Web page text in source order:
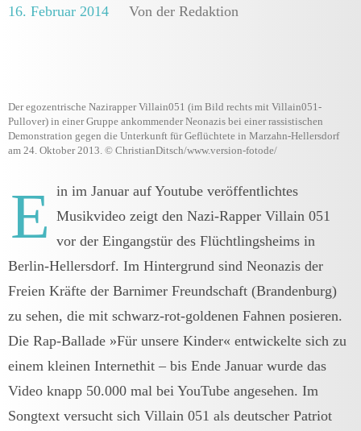
16. Februar 2014 Von der Redaktion
Der egozentrische Nazirapper Villain051 (im Bild rechts mit Villain051-
Pullover) in einer Gruppe ankommender Neonazis bei einer rassistischen
Demonstration gegen die Unterkunft für Geflüchtete in Marzahn-Hellersdorf
am 24. Oktober 2013. © ChristianDitsch/www.version-fotode/
E in im Januar auf Youtube veröffentlichtes
Musikvideo zeigt den Nazi-Rapper Villain 051
vor der Eingangstür des Flüchtlingsheims in
Berlin-Hellersdorf. Im Hintergrund sind Neonazis der
Freien Kräfte der Barnimer Freundschaft (Brandenburg)
zu sehen, die mit schwarz-rot-goldenen Fahnen posieren.
Die Rap-Ballade »Für unsere Kinder« entwickelte sich zu
einem kleinen Internethit – bis Ende Januar wurde das
Video knapp 50.000 mal bei YouTube angesehen. Im
Songtext versucht sich Villain 051 als deutscher Patriot